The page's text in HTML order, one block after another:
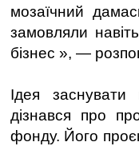
мозаїчний
замовляли
бізнес », —
Ідея заснувати
дізнався про
фонду. Його